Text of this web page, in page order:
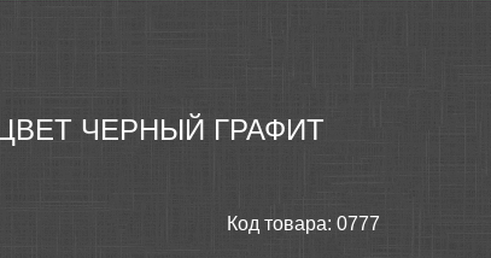
ЦВЕТ ЧЕРНЫЙ ГРАФИТ
Код товара: 0777